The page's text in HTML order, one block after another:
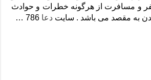
در یک روز – دعای ثروت حضرت سلیمان
و مسافرت از هرگونه خطرات و حوادث
به مقصد می باشد . سایتدعا 786 …